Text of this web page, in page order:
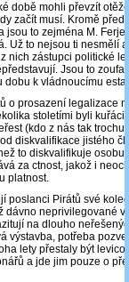
době mohli převzít
začít musí. Kromě
to zejména M.
Už to nejsou ti nesmělí
nich zástupci politické
Jsou to
dobu k vládnoucímu
o prosazení legalizace
stoletími byli kuřáci
(kdo z nás tak trochu
diskvalifikace jistého
to diskvalifikuje
za ctnost, jakož i
platnost.
poslanci Pirátů své
dávno neprivilegované
na dlouho
výstavba, potřeba
lety přestaly být
a jde jim pouze o